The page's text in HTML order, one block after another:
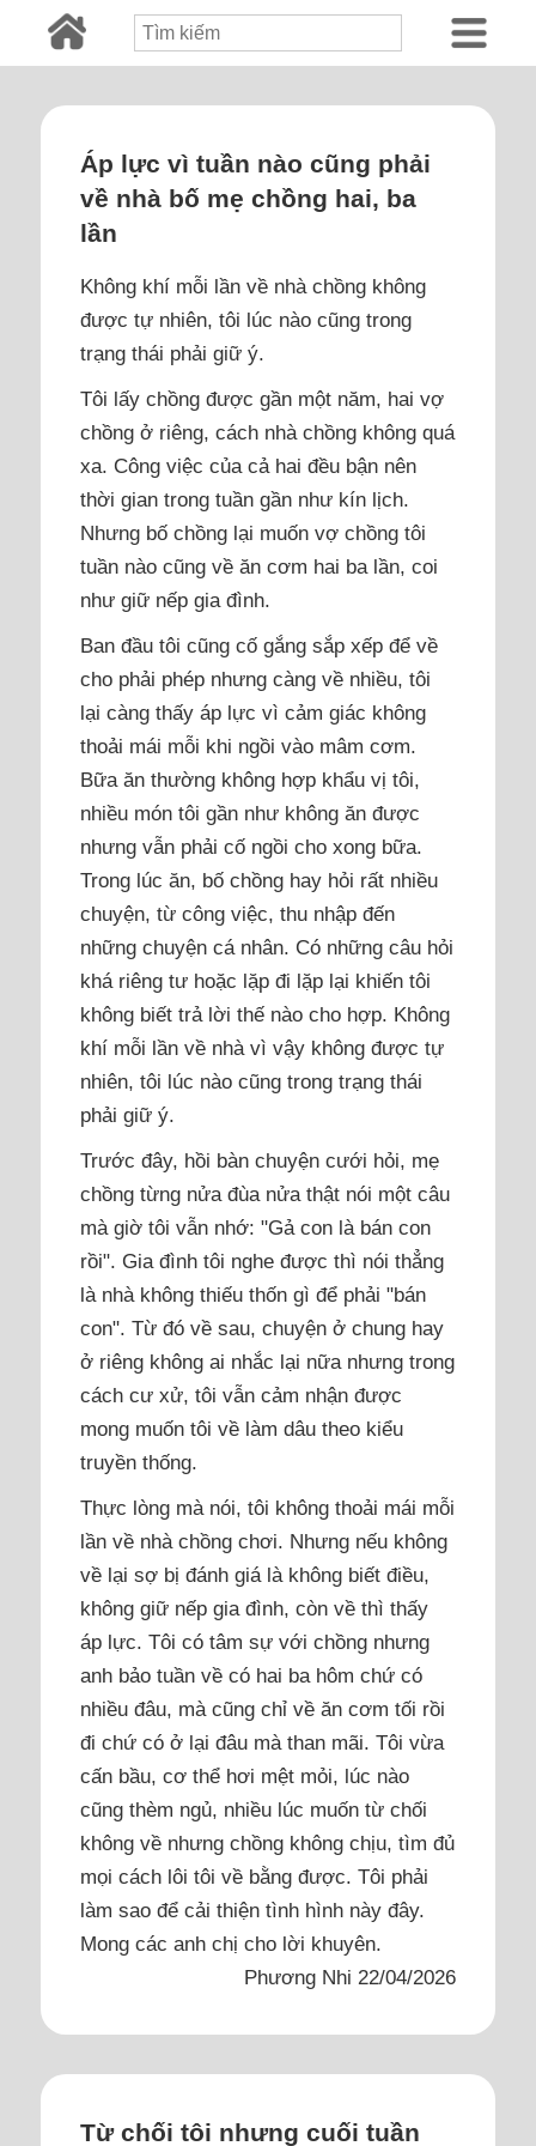
Áp lực vì tuần nào cũng phải
về nhà bố mẹ chồng hai, ba
lần
Không khí mỗi lần về nhà chồng không
được tự nhiên, tôi lúc nào cũng trong
trạng thái phải giữ ý.
Tôi lấy chồng được gần một năm, hai vợ
chồng ở riêng, cách nhà chồng không quá
xa. Công việc của cả hai đều bận nên
thời gian trong tuần gần như kín lịch.
Nhưng bố chồng lại muốn vợ chồng tôi
tuần nào cũng về ăn cơm hai ba lần, coi
như giữ nếp gia đình.
Ban đầu tôi cũng cố gắng sắp xếp để về
cho phải phép nhưng càng về nhiều, tôi
lại càng thấy áp lực vì cảm giác không
thoải mái mỗi khi ngồi vào mâm cơm.
Bữa ăn thường không hợp khẩu vị tôi,
nhiều món tôi gần như không ăn được
nhưng vẫn phải cố ngồi cho xong bữa.
Trong lúc ăn, bố chồng hay hỏi rất nhiều
chuyện, từ công việc, thu nhập đến
những chuyện cá nhân. Có những câu hỏi
khá riêng tư hoặc lặp đi lặp lại khiến tôi
không biết trả lời thế nào cho hợp. Không
khí mỗi lần về nhà vì vậy không được tự
nhiên, tôi lúc nào cũng trong trạng thái
phải giữ ý.
Trước đây, hồi bàn chuyện cưới hỏi, mẹ
chồng từng nửa đùa nửa thật nói một câu
mà giờ tôi vẫn nhớ: "Gả con là bán con
rồi". Gia đình tôi nghe được thì nói thẳng
là nhà không thiếu thốn gì để phải "bán
con". Từ đó về sau, chuyện ở chung hay
ở riêng không ai nhắc lại nữa nhưng trong
cách cư xử, tôi vẫn cảm nhận được
mong muốn tôi về làm dâu theo kiểu
truyền thống.
Thực lòng mà nói, tôi không thoải mái mỗi
lần về nhà chồng chơi. Nhưng nếu không
về lại sợ bị đánh giá là không biết điều,
không giữ nếp gia đình, còn về thì thấy
áp lực. Tôi có tâm sự với chồng nhưng
anh bảo tuần về có hai ba hôm chứ có
nhiều đâu, mà cũng chỉ về ăn cơm tối rồi
đi chứ có ở lại đâu mà than mãi. Tôi vừa
cấn bầu, cơ thể hơi mệt mỏi, lúc nào
cũng thèm ngủ, nhiều lúc muốn từ chối
không về nhưng chồng không chịu, tìm đủ
mọi cách lôi tôi về bằng được. Tôi phải
làm sao để cải thiện tình hình này đây.
Mong các anh chị cho lời khuyên.
Phương Nhi 22/04/2026
Từ chối tôi nhưng cuối tuần